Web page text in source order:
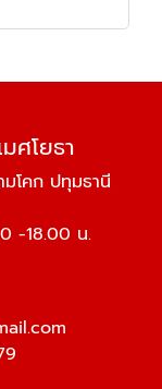
ศโยธา
โคก ปทุมธานี
-18.00 น.